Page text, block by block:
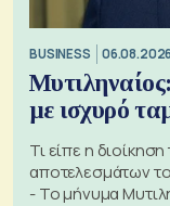
BUSINESS
με ισχυρό
Τι είπε η
αποτελεσμάτων
- Το μήνυμα